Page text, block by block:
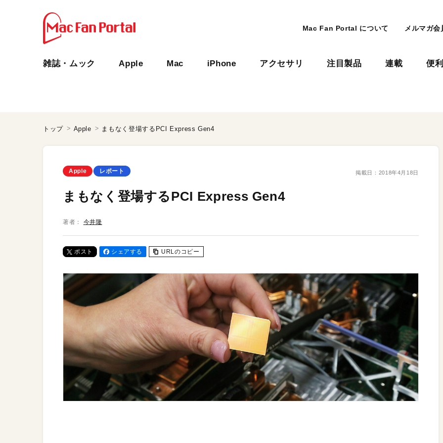
Mac Fan Portal について メルマガ会
雑誌・ムック Apple Mac iPhone アクセサリ 注目製品 連載 便
トップ Apple まもなく登場するPCI Express Gen4
Apple レポート 掲載日： 2018年4月18日
まもなく登場するPCI Express Gen4
著者： 今井隆
ポスト シェアする URLのコピー